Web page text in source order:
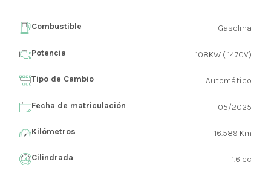
Combustible Gasolina
Potencia 108KW ( 147CV)
Tipo de Cambio Automático
Fecha de matriculación 05/2025
Kilómetros 16.589 Km
Cilindrada 1.6 cc